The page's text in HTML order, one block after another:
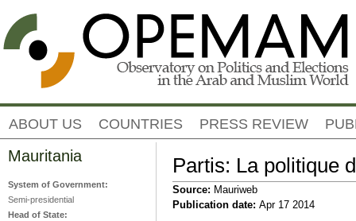
Partis: La politique
Source: Mauriweb
Publication date: Apr 17 2014
ABOUT US COUNTRIES PRESS REVIEW
Mauritania
System of Government:
Semi-presidential
Head of State: